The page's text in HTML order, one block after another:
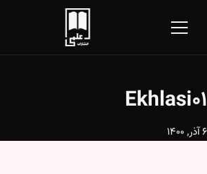
Ekhlasi01
6 آذر, 1400